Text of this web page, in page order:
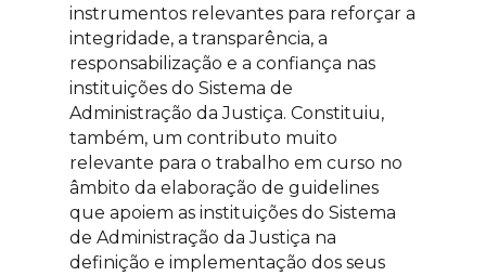
instrumentos relevantes para reforçar a
integridade, a transparência, a
responsabilização e a confiança nas
instituições do Sistema de
Administração da Justiça. Constituiu,
também, um contributo muito
relevante para o trabalho em curso no
âmbito da elaboração de guidelines
que apoiem as instituições do Sistema
de Administração da Justiça na
definição e implementação dos seus